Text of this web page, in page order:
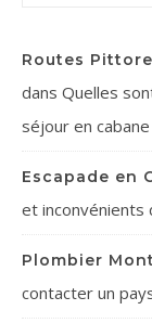
Routes
dans Quelles
séjour en
Escapade en
et inconvénients
Plombier
contacter un